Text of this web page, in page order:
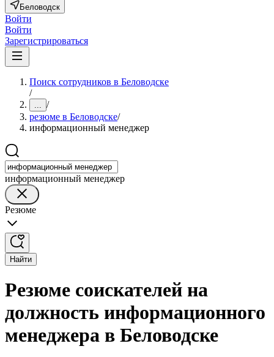
Беловодск
Войти
Войти
Зарегистрироваться
Поиск сотрудников в Беловодске
/
... /
резюме в Беловодске/
информационный менеджер
информационный менеджер
Резюме
Найти
Резюме соискателей на
должность информационного
менеджера в Беловодске